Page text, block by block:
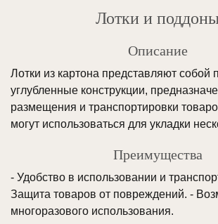
Лотки и
Описание
Лотки из картона представляют собой
углубленные конструкции,
размещения и транспортировки
могут использоваться для укладки
Преимущества
- Удобство в использовании и
Защита товаров от повреждений. -
многоразового использования.